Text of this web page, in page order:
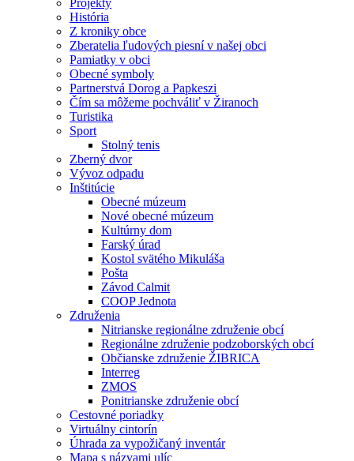
Projekty
História
Z kroniky obce
Zberatelia ľudových piesní v našej obci
Pamiatky v obci
Obecné symboly
Partnerstvá Dorog a Papkeszi
Čím sa môžeme pochváliť v Žiranoch
Turistika
Sport
Stolný tenis
Zberný dvor
Vývoz odpadu
Inštitúcie
Obecné múzeum
Nové obecné múzeum
Kultúrny dom
Farský úrad
Kostol svätého Mikuláša
Pošta
Závod Calmit
COOP Jednota
Združenia
Nitrianske regionálne združenie obcí
Regionálne združenie podzoborských obcí
Občianske združenie ŽIBRICA
Interreg
ZMOS
Ponitrianske združenie obcí
Cestovné poriadky
Virtuálny cintorín
Úhrada za vypožičaný inventár
Mapa s názvami ulíc